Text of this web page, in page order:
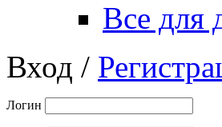
Все для
Вход /
Логин